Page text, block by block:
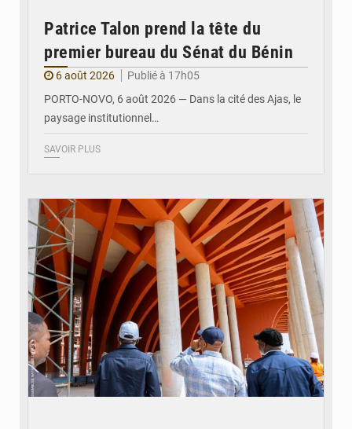
Patrice Talon prend la tête du
premier bureau du Sénat du Bénin
6 août 2026
Publié à 17h05
PORTO-NOVO, 6 août 2026 — Dans la cité des Ajas, le
paysage institutionnel…
SAVOIR PLUS